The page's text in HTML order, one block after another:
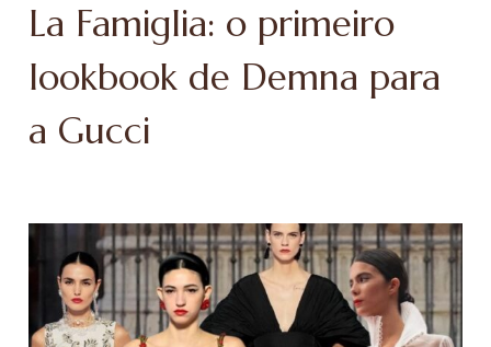
La Famiglia: o primeiro
lookbook de Demna para
a Gucci